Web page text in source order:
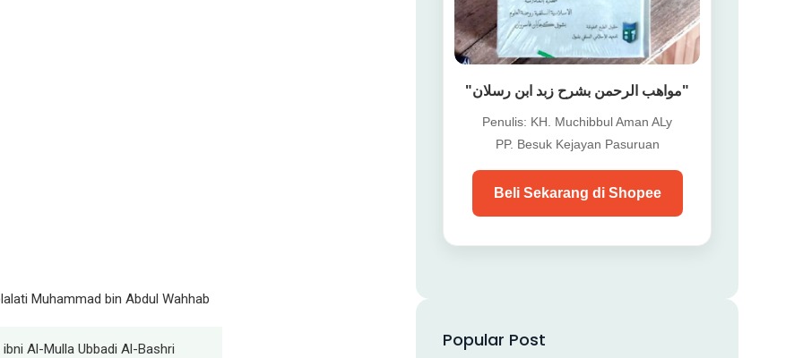
Muhammad bin Abdul Wahhab
Al-Mulla Ubbadi Al-Bashri
"مواهب الرحمن بشرح زبد ابن رسلان"
Penulis: KH. Muchibbul Aman ALy
PP. Besuk Kejayan Pasuruan
Beli Sekarang di Shopee
Popular Post